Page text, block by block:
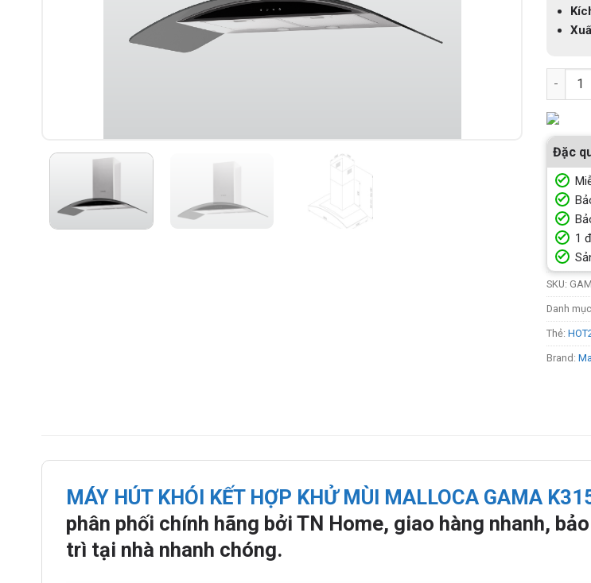
MÁY
Đặc
1
SKU:
Danh
Thẻ:
Brand:
MÁY HÚT KHÓI KẾT HỢP KHỬ MÙI MALLOCA GAMA
phân phối chính hãng bởi TN Home, giao hàng nhanh,
trì tại nhà nhanh chóng.